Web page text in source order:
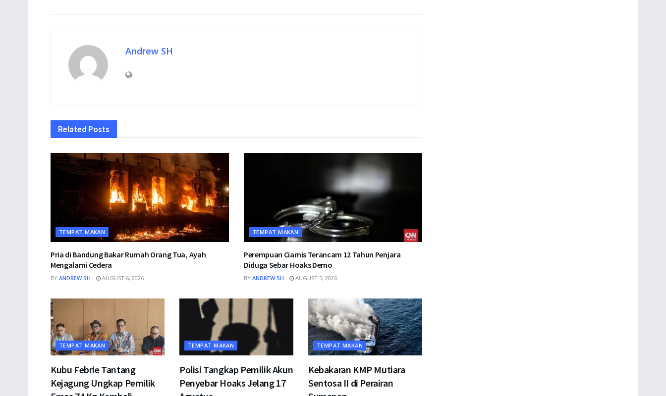
Andrew SH
Related Posts
TEMPAT MAKAN
Pria di Bandung Bakar Rumah Orang Tua, Ayah
Mengalami Cedera
BY ANDREW SH AUGUST 6, 2026
TEMPAT MAKAN
Perempuan Ciamis Terancam 12 Tahun Penjara
Diduga Sebar Hoaks Demo
BY ANDREW SH AUGUST 5, 2026
TEMPAT MAKAN
Kubu Febrie Tantang
Kejagung Ungkap Pemilik
TEMPAT MAKAN
Polisi Tangkap Pemilik Akun
Penyebar Hoaks Jelang 17
TEMPAT MAKAN
Kebakaran KMP Mutiara
Sentosa II di Perairan